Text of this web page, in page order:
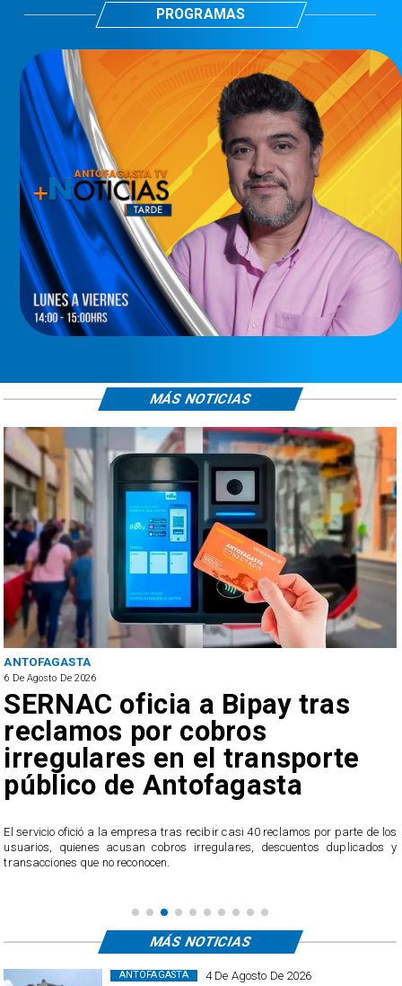
PROGRAMAS
ANTOFAGASTA
5 De Agosto De 2026
Retiran tres toneladas de
basura y vehículos
abandonados en el sector
centro alto de Antofagasta
​El operativo se desarrolló en el sector Martín Luther King con el campamento
Esperanza, donde además fueron cursadas 2 sanciones a locales que
funcionaban sin patente municipal.
MÁS NOTICIAS
4 De Agosto De 2026
ANTOFAGASTA
MÁS NOTICIAS